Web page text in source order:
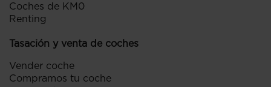
Coches de KM0
Renting
Tasación y venta de coches
Vender coche
Compramos tu coche